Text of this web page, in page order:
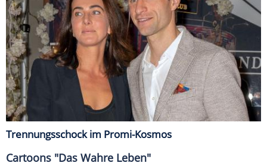
Trennungsschock im Promi-Kosmos
Cartoons "Das Wahre Leben"